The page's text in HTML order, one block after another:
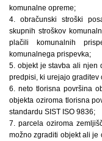
komunalne opreme;
4. obračunski stroški
skupnih stroškov
plačili komunalnih
komunalnega prispevka;
5. objekt je stavba ali njen
predpisi, ki urejajo graditev
6. neto tlorisna površina
objekta oziroma tlorisna
standardu SIST ISO 9836;
7. parcela oziroma
možno zgraditi objekt ali je